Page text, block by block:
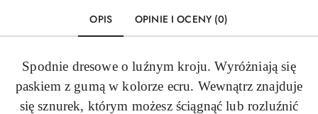
OPIS OPINIE I OCENY (0)
Spodnie dresowe o luźnym kroju. Wyróżniają się
paskiem z gumą w kolorze ecru. Wewnątrz znajduje
się sznurek, którym możesz ściągnąć lub rozluźnić